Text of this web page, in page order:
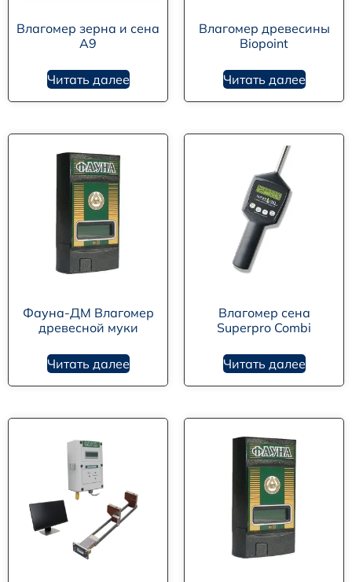
Влагомер зерна и сена
А9
Читать далее
Влагомер древесины
Biopoint
Читать далее
Фауна-ДМ Влагомер
древесной муки
Читать далее
Влагомер сена
Superpro Combi
Читать далее